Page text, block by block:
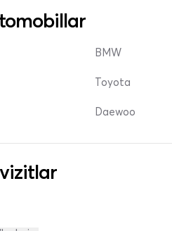
BMW
Toyota
Daewoo